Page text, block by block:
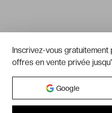
Inscrivez-vous
offres en vente privée
Google